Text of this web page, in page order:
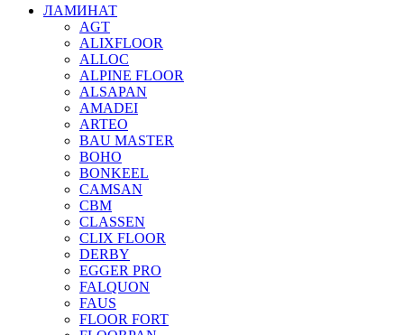
ЛАМИНАТ
AGT
ALIXFLOOR
ALLOC
ALPINE FLOOR
ALSAPAN
AMADEI
ARTEO
BAU MASTER
BOHO
BONKEEL
CAMSAN
CBM
CLASSEN
CLIX FLOOR
DERBY
EGGER PRO
FALQUON
FAUS
FLOOR FORT